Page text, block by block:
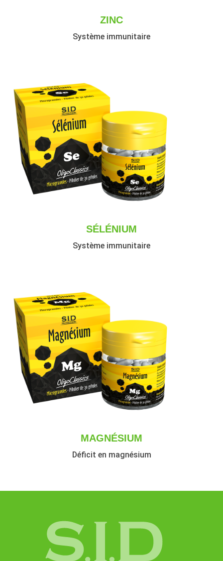
ZINC
Système immunitaire
SÉLÉNIUM
Système immunitaire
MAGNÉSIUM
Déficit en magnésium